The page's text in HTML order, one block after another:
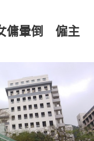
傭暈倒 僱主